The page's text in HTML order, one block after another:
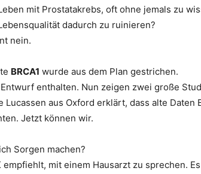
mit Prostatakrebs, oft ohne jemals zu
dadurch zu ruinieren?
nein.
BRCA1 wurde aus dem Plan gestrichen.
enthalten. Nun zeigen zwei große
aus Oxford erklärt, dass alte Daten
Jetzt können wir.
Sorgen machen?
empfiehlt, mit einem Hausarzt zu sprechen.